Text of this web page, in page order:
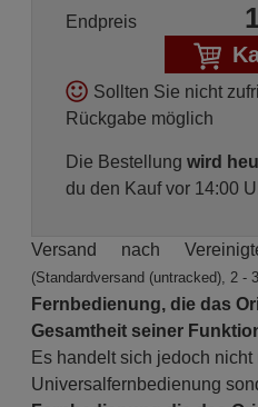
Endpreis
Sollten Sie nicht
Rückgabe möglich
Die Bestellung wird
du den Kauf vor 14:00
Versand nach
(Standardversand (untracked), 2 -
Fernbedienung, die das
Gesamtheit seiner
Es handelt sich jedoch nicht
Universalfernbedienung